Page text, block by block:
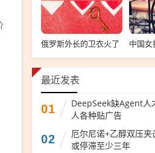
俄罗斯外长的卫衣火了
最近发表
01
DeepSeek缺Agent人
人各种贴广告
02
厄尔尼诺+乙醇双压
或停滞至少三年